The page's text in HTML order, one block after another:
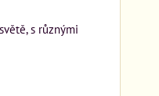
s různými